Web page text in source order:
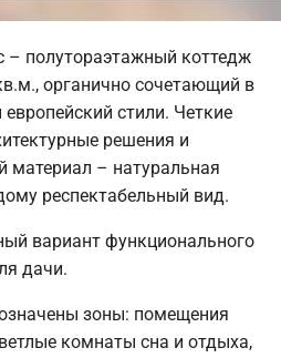
– полутораэтажный коттедж
органично сочетающий в
стили. Четкие
решения и
материал – натуральная
респектабельный вид.
вариант функционального
дачи.
зоны: помещения
комнаты сна и отдыха,